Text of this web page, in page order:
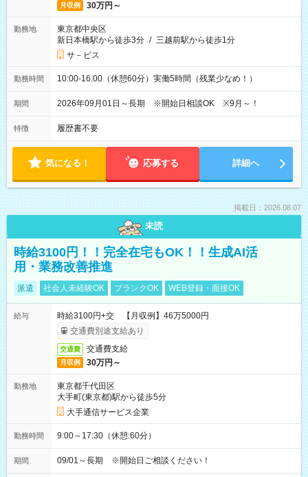
月収例 30万円～
勤務地
東京都中央区
新日本橋駅から徒歩3分 / 三越前駅から徒歩1分
サ－ビス
勤務時間 10:00-16:00（休憩60分）実働5時間（残業少なめ！）
期間 2026年09月01日～長期 ※開始日相談OK ※9月～！
特徴 履歴書不要
気になる！ 応募する 詳細へ
掲載日：2026.08.07
未読
時給3100円！！完全在宅もOK！！生成AI活
用・業務改善推進
派遣 社会人未経験OK ブランクOK WEB登録・面接OK
給与
時給3100円+交 【月収例】46万5000円
交通費別途支給あり
交通費 交通費支給
月収例 30万円～
勤務地
東京都千代田区
大手町(東京都)駅から徒歩5分
大手通信サービス企業
勤務時間 9:00～17:30（休憩:60分）
期間 09/01～長期 ※開始日ご相談ください！